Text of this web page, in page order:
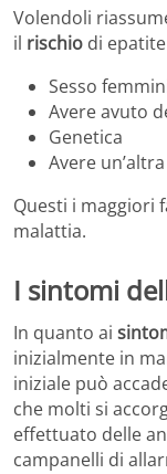
Volendoli
il rischio di
Sesso
Avere avuto
Genetica
Avere
Questi i maggiori
malattia.
I sintomi
In quanto ai
inizialmente in
iniziale può
che molti si
effettuato delle
campanelli di